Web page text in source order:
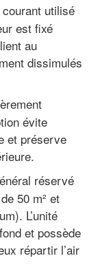
utilisé
est fixé
au
dissimulés
évite
et préserve
réservé
50 m² et
L’unité
et possède
répartir l’air